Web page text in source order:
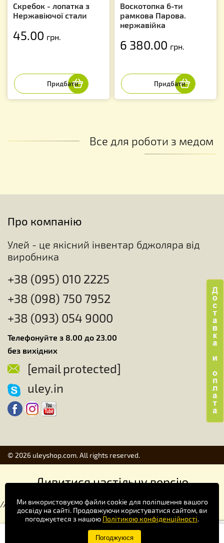
Скребок - лопатка з
Нержавіючої стали
45.00 грн.
Воскотопка 6-ти
рамкова Парова.
нержавійка
6 380.00 грн.
Все для роботи з медом
Про компанію
Улей - це якісний інвентар бджоляра від
виробника
+38 (095) 010 2225
+38 (098) 750 7952
+38 (093) 054 9000
Телефонуйте з 8.00 до 23.00
без вихідних
[email protected]
uley.in
© 2026 uleyshop.com. All rights reserved.
Ми використовуємо файли cookie для поліпшення вашого
досвіду на сайті. Продовжуючи користуватися сайтом, ви
погоджуєтеся з нашою Політикою конфіденційності.
Погоджуюся
Дивитися настільну версію
//
Купуй зручніше в додатку!